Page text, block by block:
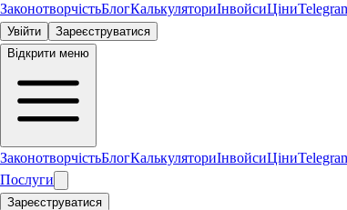
ЗаконотворчістьБлогКалькуляториІнвойсиЦіни
Увійти
Зареєструватися
Відкрити меню
ЗаконотворчістьБлогКалькуляториІнвойсиЦіни
Послуги
Зареєструватися